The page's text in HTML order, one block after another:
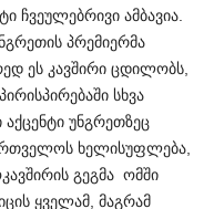
ჩვეულებრივი ამბავია.
პრემიერმა
ეს კავშირი ცდილობს,
სხვა
აქცენტი უნგრეთზეც
ხელისუფლება,
გეგმა ომში
ყველამ, მაგრამ